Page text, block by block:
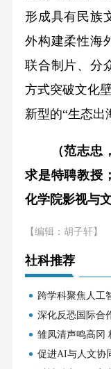
形成具有民族
外构建柔性海
联合制片、分
方式突破文化
新型的“生态出
（范志
求是特聘教授
化学院影视与
【编辑：胡子轩】
社科推荐
跨学科聚焦人工
深化反恐国际合
雏凤清声鸣高冈
促进AI与人文协